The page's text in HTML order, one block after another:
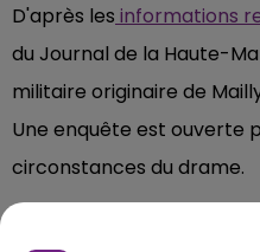
D'après les informations
du Journal de la Haute-
militaire originaire de
Une enquête est ouverte
circonstances du drame.